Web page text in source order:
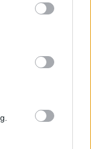
may click to
in below Google